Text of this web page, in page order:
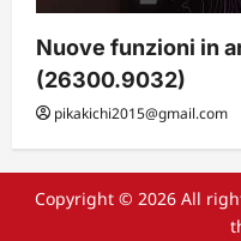
Nuove funzioni in
(26300.9032)
pikakichi2015@gmail.com
Copyright © 2026 All